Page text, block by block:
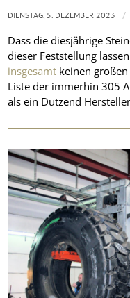
Dass die diesjährige
dieser Feststellung
insgesamt keinen
Liste der immerhin 305
als ein Dutzend
DIENSTAG, 5. DEZEMBER 2023 /